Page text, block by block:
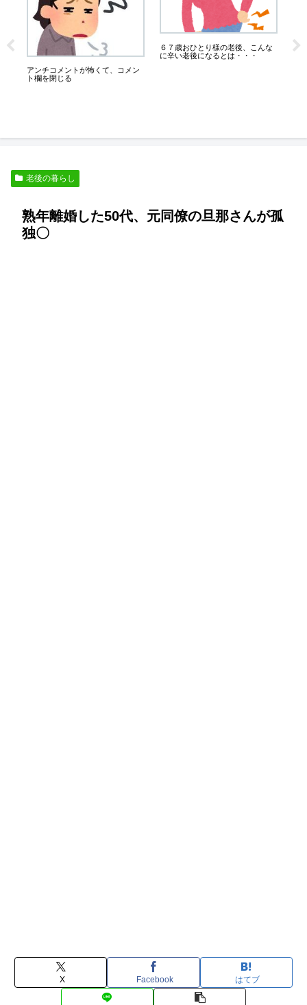
アンチコメントが怖くて、コメン
ト欄を閉じる
６７歳おひとり様の老後、こんな
に辛い老後になるとは・・・
業
老後の暮らし
熟年離婚した50代、元同僚の旦那さんが孤
独〇
X Facebook はてブ